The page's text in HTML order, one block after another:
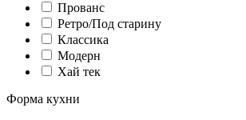
Прованс
Ретро/Под старину
Классика
Модерн
Хай тек
Форма кухни